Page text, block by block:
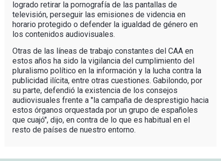
logrado retirar la pornografía de las pantallas de
televisión, perseguir las emisiones de videncia en
horario protegido o defender la igualdad de género en
los contenidos audiovisuales.
Otras de las líneas de trabajo constantes del CAA en
estos años ha sido la vigilancia del cumplimiento del
pluralismo político en la información y la lucha contra la
publicidad ilícita, entre otras cuestiones. Gabilondo, por
su parte, defendió la existencia de los consejos
audiovisuales frente a "la campaña de desprestigio hacia
estos órganos orquestada por un grupo de españoles
que cuajó", dijo, en contra de lo que es habitual en el
resto de países de nuestro entorno.